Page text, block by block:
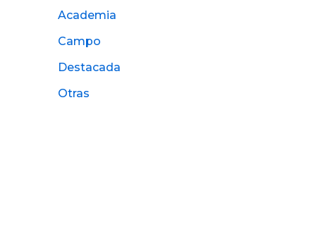
Academia
Campo
Destacada
Otras